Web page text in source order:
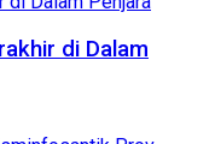
di Dalam